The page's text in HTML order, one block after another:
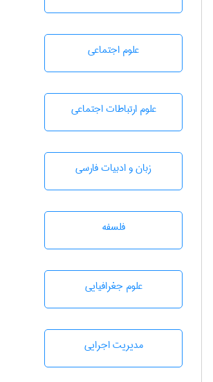
علوم اجتماعی
علوم ارتباطات اجتماعی
زبان و ادبيات فارسی
فلسفه
علوم جغرافيايی
مديريت اجرايی